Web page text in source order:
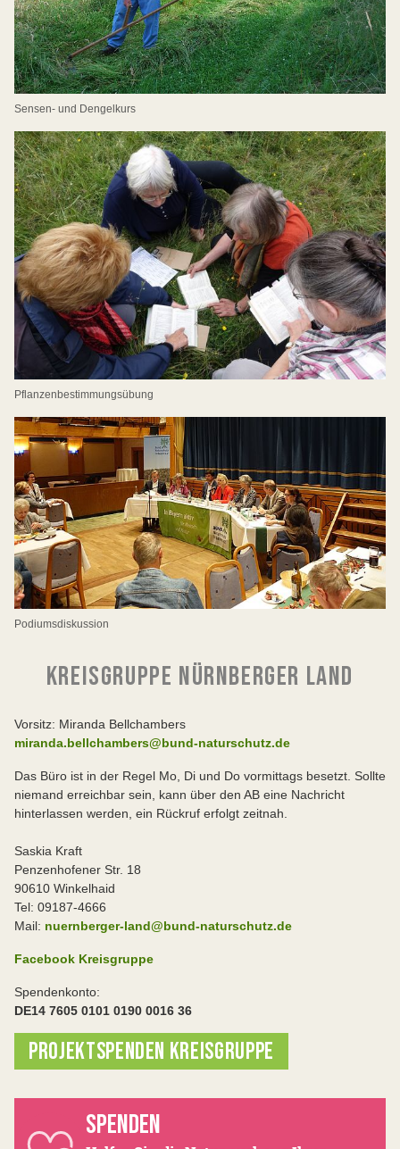
Sensen- und Dengelkurs
Pflanzenbestimmungsübung
Podiumsdiskussion
KREISGRUPPE NÜRNBERGER LAND
Vorsitz: Miranda Bellchambers
miranda.bellchambers@bund-naturschutz.de
Das Büro ist in der Regel Mo, Di und Do vormittags besetzt. Sollte
niemand erreichbar sein, kann über den AB eine Nachricht
hinterlassen werden, ein Rückruf erfolgt zeitnah.
Saskia Kraft
Penzenhofener Str. 18
90610 Winkelhaid
Tel: 09187-4666
Mail: nuernberger-land@bund-naturschutz.de
Facebook Kreisgruppe
Spendenkonto:
DE14 7605 0101 0190 0016 36
PROJEKTSPENDEN KREISGRUPPE
SPENDEN